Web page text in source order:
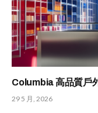
Columbia 高品質戶
29 5 月, 2026